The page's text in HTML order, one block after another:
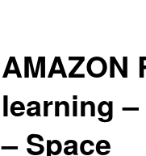
AMAZON
learning
– Space